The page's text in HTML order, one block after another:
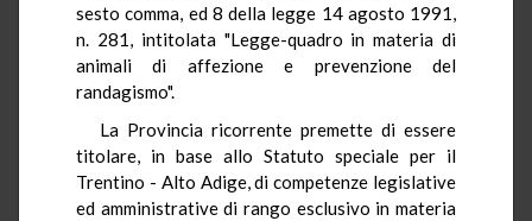
sesto comma, ed 8 della legge 14 agosto 1991,
n. 281, intitolata "Legge-quadro in materia di
animali di affezione e prevenzione del
randagismo".
La Provincia ricorrente premette di essere
titolare, in base allo Statuto speciale per il
Trentino - Alto Adige, di competenze legislative
ed amministrative di rango esclusivo in materia